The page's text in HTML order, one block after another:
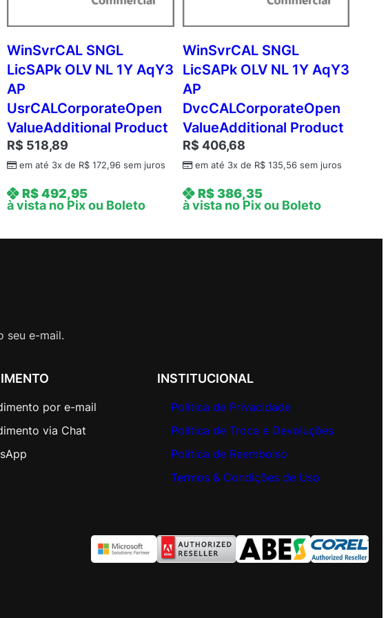
WinSvrCAL SNGL
LicSAPk OLV NL 1Y AqY3
AP
UsrCALCorporateOpen
ValueAdditional Product
R$ 518,89
em até 3x de R$ 172,96 sem juros
R$492,95
à vista no Pix ou Boleto
WinSvrCAL SNGL
LicSAPk OLV NL 1Y AqY3
AP
DvcCALCorporateOpen
ValueAdditional Product
R$ 406,68
em até 3x de R$135,56sem juros
R$386,35
à vista no Pix ou Boleto
seu e-mail.
por e-mail
via Chat
INSTITUCIONAL
Política de Privacidade
Política de Troca e Devoluções
Política de Reembolso
Termos & Condições de Uso